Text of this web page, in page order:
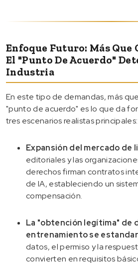
Enfoque Futuro: Más Que
El "punto De Acuerdo"
Industria
En este tipo de demandas, más
"punto de acuerdo" es lo que da
tres escenarios realistas principales:
Expansión del mercado de
editoriales y las
derechos firman contratos
de IA, estableciendo un
compensación.
La "obtención legítima" de
entrenamiento se
datos, el permiso y la
convierten en requisitos